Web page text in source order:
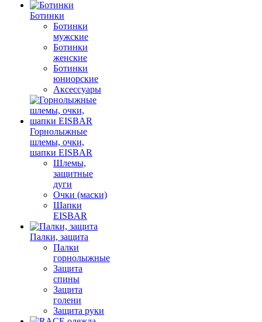
Ботинки
Ботинки
мужские
Ботинки
женские
Ботинки
юниорские
Аксессуары
Горнолыжные
шлемы, очки,
шапки EISBAR
Шлемы,
защитные
дуги
Очки (маски)
Шапки
EISBAR
Палки, защита
Палки
горнолыжные
Защита
спины
Защита
голени
Защита руки